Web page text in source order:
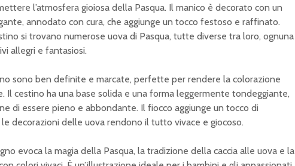
l’atmosfera gioiosa della Pasqua. Il manico è decorato con un
annodato con cura, che aggiunge un tocco festoso e raffinato.
si trovano numerose uova di Pasqua, tutte diverse tra loro, ognuna
allegri e fantasiosi.
sono ben definite e marcate, perfette per rendere la colorazione
Il cestino ha una base solida e una forma leggermente tondeggiante,
di essere pieno e abbondante. Il fiocco aggiunge un tocco di
decorazioni delle uova rendono il tutto vivace e giocoso.
evoca la magia della Pasqua, la tradizione della caccia alle uova e la